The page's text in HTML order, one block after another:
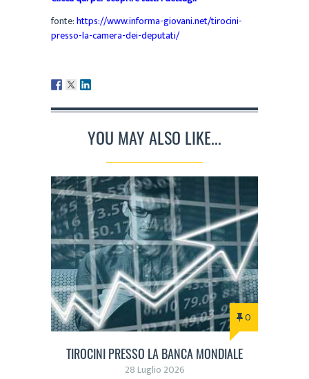
fonte:https://www.informa-giovani.net/tirocini-
presso-la-camera-dei-deputati/
YOU MAY ALSO LIKE...
0
TIROCINI PRESSO LA BANCA MONDIALE
28 Luglio 2026